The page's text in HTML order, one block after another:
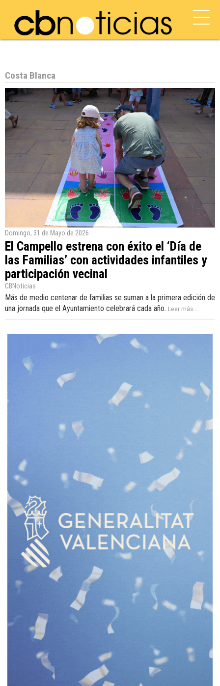
Costa Blanca
Domingo, 31 de Mayo de 2026
El Campello estrena con éxito el ‘Día de
las Familias’ con actividades infantiles y
participación vecinal
CBNoticias
Más de medio centenar de familias se suman a la primera edición de
una jornada que el Ayuntamiento celebrará cada año. Leer más...